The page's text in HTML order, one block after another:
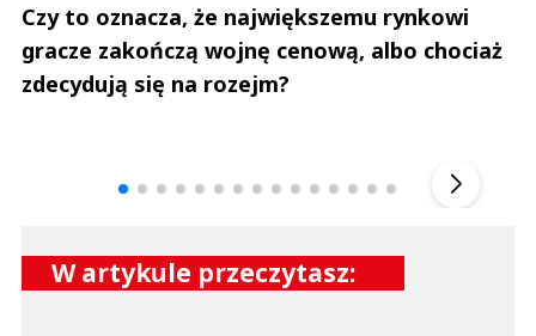
Czy to oznacza, że największemu rynkowi
gracze zakończą wojnę cenową, albo chociaż
zdecydują się na rozejm?
W artykule przeczytasz: